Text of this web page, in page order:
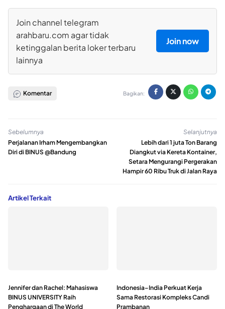
Join channel telegram
arahbaru.com agar tidak
ketinggalan berita loker terbaru
lainnya
Join now
Komentar Bagikan:
Sebelumnya
Perjalanan Irham Mengembangkan
Diri di BINUS @Bandung
Selanjutnya
Lebih dari 1 juta Ton Barang
Diangkut via Kereta Kontainer,
Setara Mengurangi Pergerakan
Hampir 60 Ribu Truk di Jalan Raya
Artikel Terkait
Jennifer dan Rachel: Mahasiswa
BINUS UNIVERSITY Raih
Penghargaan di The World
Indonesia–India Perkuat Kerja
Sama Restorasi Kompleks Candi
Prambanan